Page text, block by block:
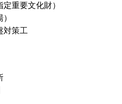
重要文化財）
対策工